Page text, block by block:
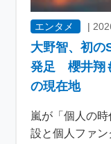
エンタメ |
大野智、初の
発足 櫻井翔
の現在地
嵐が「個人の
設と個人ファ